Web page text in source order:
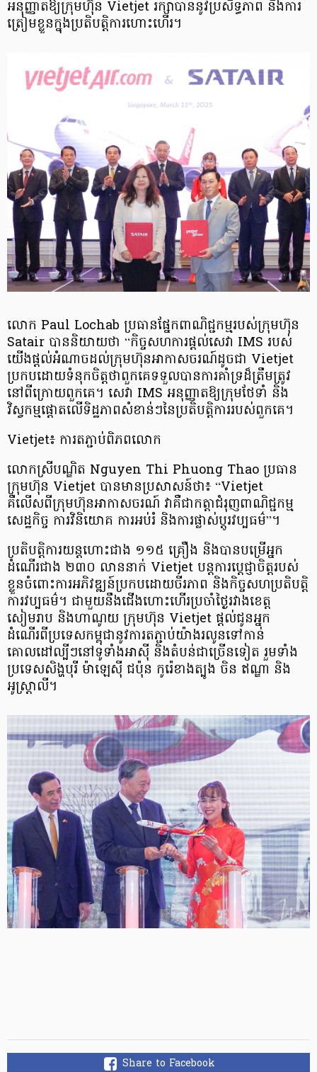
អនុញ្ញាតឱ្យក្រុមហ៊ុន Vietjet រក្សាបាននូវប្រសិទ្ធភាព និងការ
ត្រៀមខ្លួនក្នុងប្រតិបត្តិការហោះហើរ។
លោក Paul Lochab ប្រធានផ្នែកពាណិជ្ជកម្មរបស់ក្រុមហ៊ុន
Satair បាននិយាយថា “កិច្ចសហការផ្តល់សេវា IMS របស់
យើងផ្តល់អំណាចដល់ក្រុមហ៊ុនអាកាសចរណ៍ដូចជា Vietjet
ប្រកបដោយទំនុកចិត្តថាពួកគេទទួលបានការគាំទ្រដ៏ត្រឹមត្រូវ
នៅពីក្រោយពួកគេ។ សេវា IMS អនុញ្ញាតឱ្យក្រុមថែទាំ និង
វិស្វកម្មផ្តោតលើទិដ្ឋភាពសំខាន់ៗនៃប្រតិបត្តិការរបស់ពួកគេ។
Vietjet៖ ការតភ្ជាប់ពិភពលោក
លោកស្រីបណ្ឌិត Nguyen Thi Phuong Thao ប្រធាន
ក្រុមហ៊ុន Vietjet បានមានប្រសាសន៍ថា៖ “Vietjet
គឺលើសពីក្រុមហ៊ុនអាកាសចរណ៍ វាគឺជាកត្តាជំរុញពាណិជ្ជកម្ម
សេដ្ឋកិច្ច ការវិនិយោគ ការអប់រំ និងការផ្លាស់ប្តូរវប្បធម៌”។
ប្រតិបត្តិការយន្តហោះជាង ១១៥ គ្រឿង និងបានបម្រើអ្នក
ដំណើរជាង ២៣០ លាននាក់ Vietjet បន្តការប្តេជ្ញាចិត្តរបស់
ខ្លួនចំពោះការអភិវឌ្ឍន៍ប្រកបដោយចីរភាព និងកិច្ចសហប្រតិបត្តិ
ការវប្បធម៌។ ជាមួយនឹងជើងហោះហើរប្រចាំថ្ងៃរវាងខេត្ត
សៀមរាប និងហាណូយ ក្រុមហ៊ុន Vietjet ផ្តល់ជូនអ្នក
ដំណើរពីប្រទេសកម្ពុជានូវការតភ្ជាប់យ៉ាងរលូនទៅកាន់
គោលដៅល្បីៗនៅទូទាំងអាស៊ី និងតំបន់ជាច្រើនទៀត រួមទាំង
ប្រទេសសិង្ហបុរី ម៉ាឡេស៊ី ជប៉ុន កូរ៉េខាងត្បូង ចិន ឥណ្ឌា និង
អូស្ត្រាលី។
Share to Facebook